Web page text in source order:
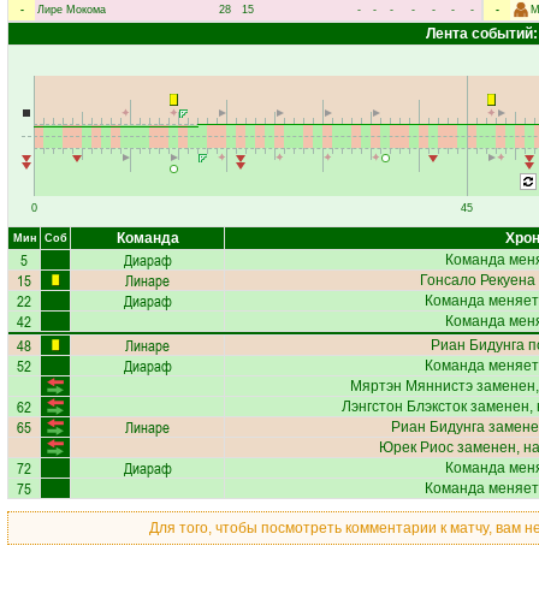
-
Лире Мокома 28 15 - - - - - - -
-
Лента событий:
0 45
Мин Соб Команда
5 Диараф Команда
15 Линаре Гонсало Рекуена
22 Диараф Команда
42 Команда
48 Линаре Риан Бидунга
52 Диараф
Команда
Мяртэн Мяннистэ
62 Лэнгстон Блэкстокзаменен,
65 Линаре Риан Бидунга
Юрек Риосзаменен,
72 Диараф Команда
75 Команда
Для того, чтобы посмотреть комментарии к матчу, вам